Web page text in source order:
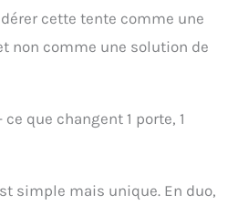
cette tente comme une
non comme une solution de
que changent 1 porte, 1
simple mais unique. En duo,